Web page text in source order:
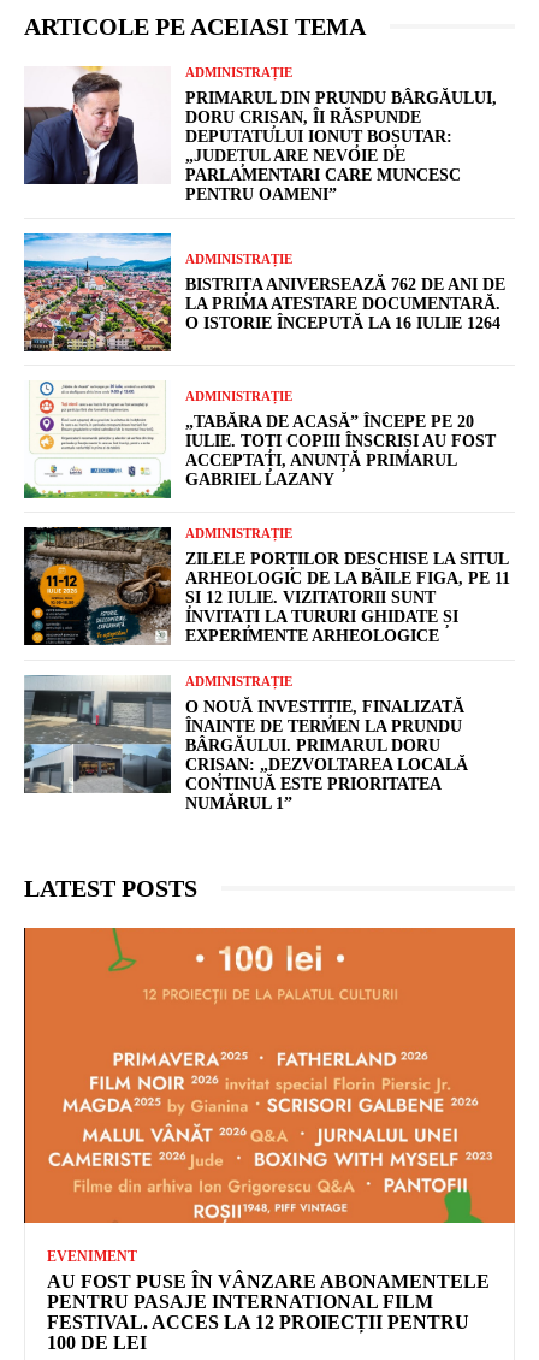
ARTICOLE PE ACEIASI TEMA
ADMINISTRAȚIE
PRIMARUL DIN PRUNDU BÂRGĂULUI,
DORU CRIȘAN, ÎI RĂSPUNDE
DEPUTATULUI IONUȚ BOȘUTAR:
„JUDEȚUL ARE NEVOIE DE
PARLAMENTARI CARE MUNCESC
PENTRU OAMENI”
ADMINISTRAȚIE
BISTRIȚA ANIVERSEAZĂ 762 DE ANI DE
LA PRIMA ATESTARE DOCUMENTARĂ.
O ISTORIE ÎNCEPUTĂ LA 16 IULIE 1264
ADMINISTRAȚIE
„TABĂRA DE ACASĂ” ÎNCEPE PE 20
IULIE. TOȚI COPIII ÎNSCRIȘI AU FOST
ACCEPTAȚI, ANUNȚĂ PRIMARUL
GABRIEL LAZANY
ADMINISTRAȚIE
ZILELE PORȚILOR DESCHISE LA SITUL
ARHEOLOGIC DE LA BĂILE FIGA, PE 11
ȘI 12 IULIE. VIZITATORII SUNT
INVITAȚI LA TURURI GHIDATE ȘI
EXPERIMENTE ARHEOLOGICE
ADMINISTRAȚIE
O NOUĂ INVESTIȚIE, FINALIZATĂ
ÎNAINTE DE TERMEN LA PRUNDU
BÂRGĂULUI. PRIMARUL DORU
CRIȘAN: „DEZVOLTAREA LOCALĂ
CONTINUĂ ESTE PRIORITATEA
NUMĂRUL 1”
LATEST POSTS
EVENIMENT
AU FOST PUSE ÎN VÂNZARE ABONAMENTELE
PENTRU PASAJE INTERNATIONAL FILM
FESTIVAL. ACCES LA 12 PROIECȚII PENTRU
100 DE LEI